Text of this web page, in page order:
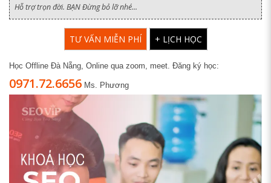
Hỗ trợ trọn đời. BẠN Đừng bỏ lỡ nhé...
TƯ VẤN MIỄN PHÍ + LỊCH HỌC
Học Offline Đà Nẵng, Online qua zoom, meet. Đăng ký học:
0971.72.6656 Ms. Phương